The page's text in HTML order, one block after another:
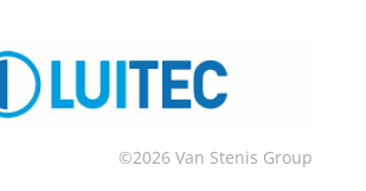
©2026 Van Stenis Group